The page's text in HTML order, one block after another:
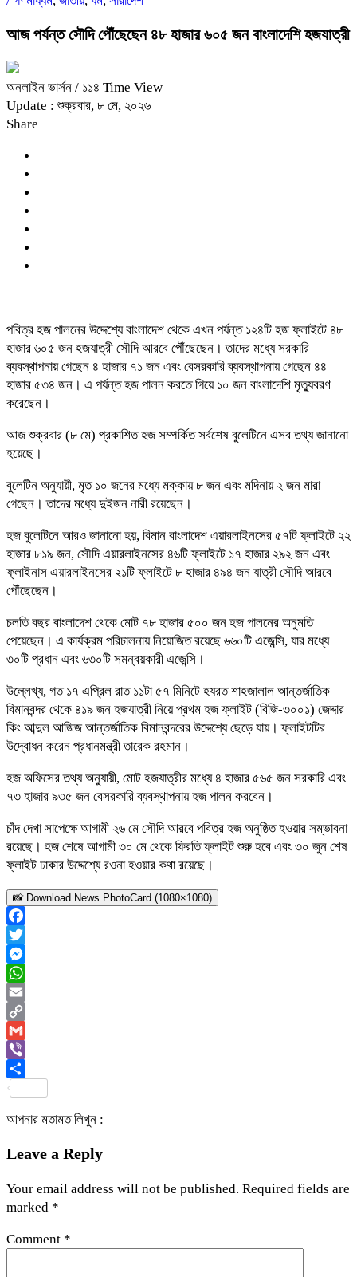
আজ পর্যন্ত সৌদি পৌঁছেছেন ৪৮ হাজার ৬০৫ জন বাংলাদেশি হজযাত্রী
অনলাইন ভার্সন / ১১৪ Time View
Update : শুক্রবার, ৮ মে, ২০২৬
Share
পবিত্র হজ পালনের উদ্দেশ্যে বাংলাদেশ থেকে এখন পর্যন্ত ১২৪টি হজ ফ্লাইটে ৪৮
হাজার ৬০৫ জন হজযাত্রী সৌদি আরবে পৌঁছেছেন। তাদের মধ্যে সরকারি
ব্যবস্থাপনায় গেছেন ৪ হাজার ৭১ জন এবং বেসরকারি ব্যবস্থাপনায় গেছেন ৪৪
হাজার ৫৩৪ জন। এ পর্যন্ত হজ পালন করতে গিয়ে ১০ জন বাংলাদেশি মৃত্যুবরণ
করেছেন।
আজ শুক্রবার (৮ মে) প্রকাশিত হজ সম্পর্কিত সর্বশেষ বুলেটিনে এসব তথ্য জানানো
হয়েছে।
বুলেটিন অনুযায়ী, মৃত ১০ জনের মধ্যে মক্কায় ৮ জন এবং মদিনায় ২ জন মারা
গেছেন। তাদের মধ্যে দুইজন নারী রয়েছেন।
হজ বুলেটিনে আরও জানানো হয়, বিমান বাংলাদেশ এয়ারলাইনসের ৫৭টি ফ্লাইটে ২২
হাজার ৮১৯ জন, সৌদি এয়ারলাইনসের ৪৬টি ফ্লাইটে ১৭ হাজার ২৯২ জন এবং
ফ্লাইনাস এয়ারলাইনসের ২১টি ফ্লাইটে ৮ হাজার ৪৯৪ জন যাত্রী সৌদি আরবে
পৌঁছেছেন।
চলতি বছর বাংলাদেশ থেকে মোট ৭৮ হাজার ৫০০ জন হজ পালনের অনুমতি
পেয়েছেন। এ কার্যক্রম পরিচালনায় নিয়োজিত রয়েছে ৬৬০টি এজেন্সি, যার মধ্যে
৩০টি প্রধান এবং ৬৩০টি সমন্বয়কারী এজেন্সি।
উল্লেখ্য, গত ১৭ এপ্রিল রাত ১১টা ৫৭ মিনিটে হযরত শাহজালাল আন্তর্জাতিক
বিমানবন্দর থেকে ৪১৯ জন হজযাত্রী নিয়ে প্রথম হজ ফ্লাইট (বিজি-৩০০১) জেদ্দার
কিং আব্দুল আজিজ আন্তর্জাতিক বিমানবন্দরের উদ্দেশ্যে ছেড়ে যায়। ফ্লাইটটির
উদ্বোধন করেন প্রধানমন্ত্রী তারেক রহমান।
হজ অফিসের তথ্য অনুযায়ী, মোট হজযাত্রীর মধ্যে ৪ হাজার ৫৬৫ জন সরকারি এবং
৭৩ হাজার ৯৩৫ জন বেসরকারি ব্যবস্থাপনায় হজ পালন করবেন।
চাঁদ দেখা সাপেক্ষে আগামী ২৬ মে সৌদি আরবে পবিত্র হজ অনুষ্ঠিত হওয়ার সম্ভাবনা
রয়েছে। হজ শেষে আগামী ৩০ মে থেকে ফিরতি ফ্লাইট শুরু হবে এবং ৩০ জুন শেষ
ফ্লাইট ঢাকার উদ্দেশ্যে রওনা হওয়ার কথা রয়েছে।
📸 Download News PhotoCard (1080×1080)
Facebook
Twitter
Messenger
WhatsApp
Email
Copy
Link
Gmail
Viber
আপনার মতামত লিখুন :
Leave a Reply
Your email address will not be published. Required fields are
marked *
Comment *